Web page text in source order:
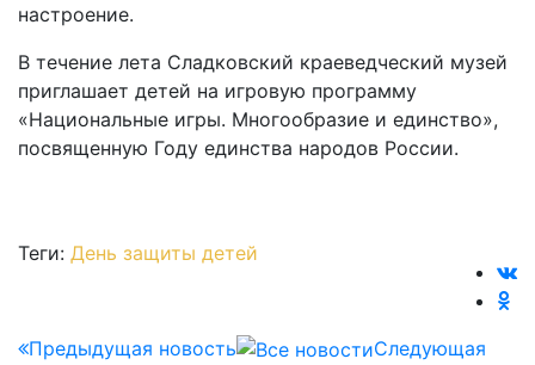
настроение.
В течение лета Сладковский краеведческий музей
приглашает детей на игровую программу
«Национальные игры. Многообразие и единство»,
посвященную Году единства народов России.
Теги: День защиты детей
Предыдущая новость
Следующая